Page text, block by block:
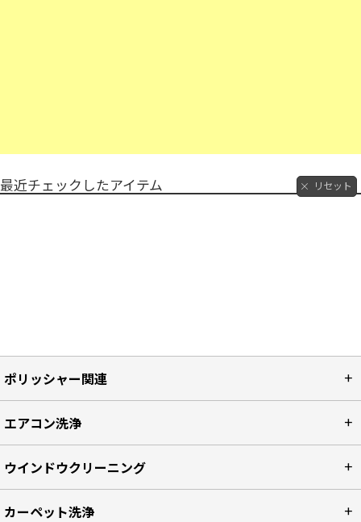
最近チェックしたアイテム リセット
ポリッシャー関連
エアコン洗浄
ウインドウクリーニング
カーペット洗浄